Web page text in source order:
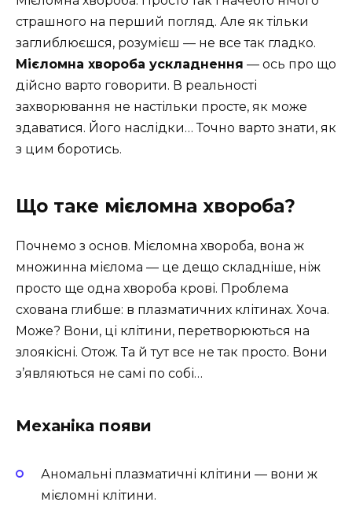
страшного на перший погляд. Але як тільки
заглиблюєшся, розумієш — не все так гладко.
Мієломна хвороба ускладнення — ось про що
дійсно варто говорити. В реальності
захворювання не настільки просте, як може
здаватися. Його наслідки… Точно варто знати, як
з цим боротись.
Що таке мієломна хвороба?
Почнемо з основ. Мієломна хвороба, вона ж
множинна мієлома — це дещо складніше, ніж
просто ще одна хвороба крові. Проблема
схована глибше: в плазматичних клітинах. Хоча.
Може? Вони, ці клітини, перетворюються на
злоякісні. Отож. Та й тут все не так просто. Вони
з’являються не самі по собі…
Механіка появи
Аномальні плазматичні клітини — вони ж
мієломні клітини.